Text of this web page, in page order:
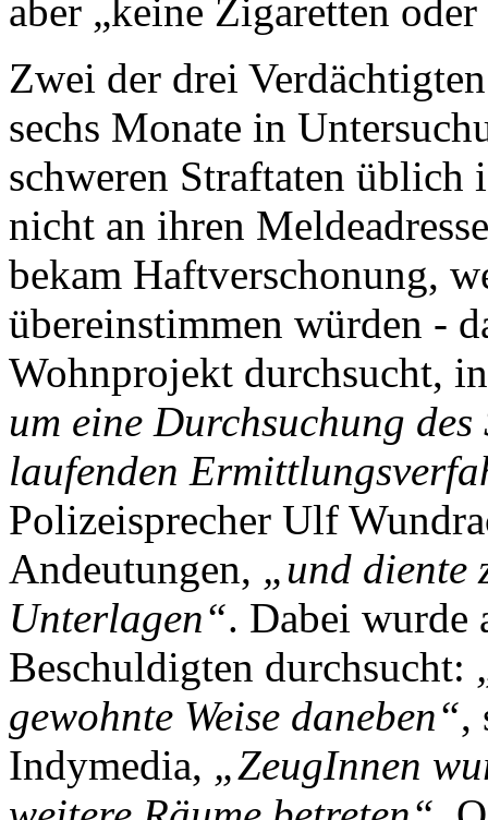
aber „keine Zigaretten
Zwei der drei
sechs Monate in
schweren Straftaten üblich
nicht an ihren
bekam Haftverschonung,
übereinstimmen würden -
Wohnprojekt durchsucht,
um eine Durchsuchung des
laufenden
Polizeisprecher Ulf
Andeutungen, „und diente
Unterlagen“. Dabei wurde
Beschuldigten durchsucht:
gewohnte Weise daneben“,
Indymedia, „ZeugInnen